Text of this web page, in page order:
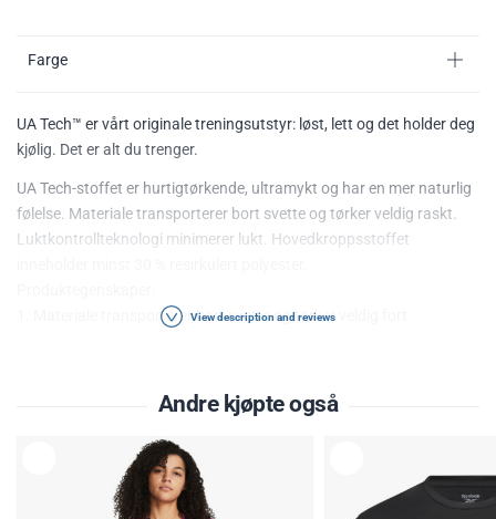
Farge
UA Tech™ er vårt originale treningsutstyr: løst, lett og det holder deg
kjølig. Det er alt du trenger.
UA Tech-stoffet er hurtigtørkende, ultramykt og har en mer naturlig
følelse. Materiale transporterer bort svette og tørker veldig raskt.
Luktkontrollteknologi minimerer lukt. Hovedkroppsstoffet
1. Materiale transporterer bort svette og tørker veldig fort
BODY: 67% Polyester, Cationic, 33% Polyester
View description and reviews
Andre kjøpte også